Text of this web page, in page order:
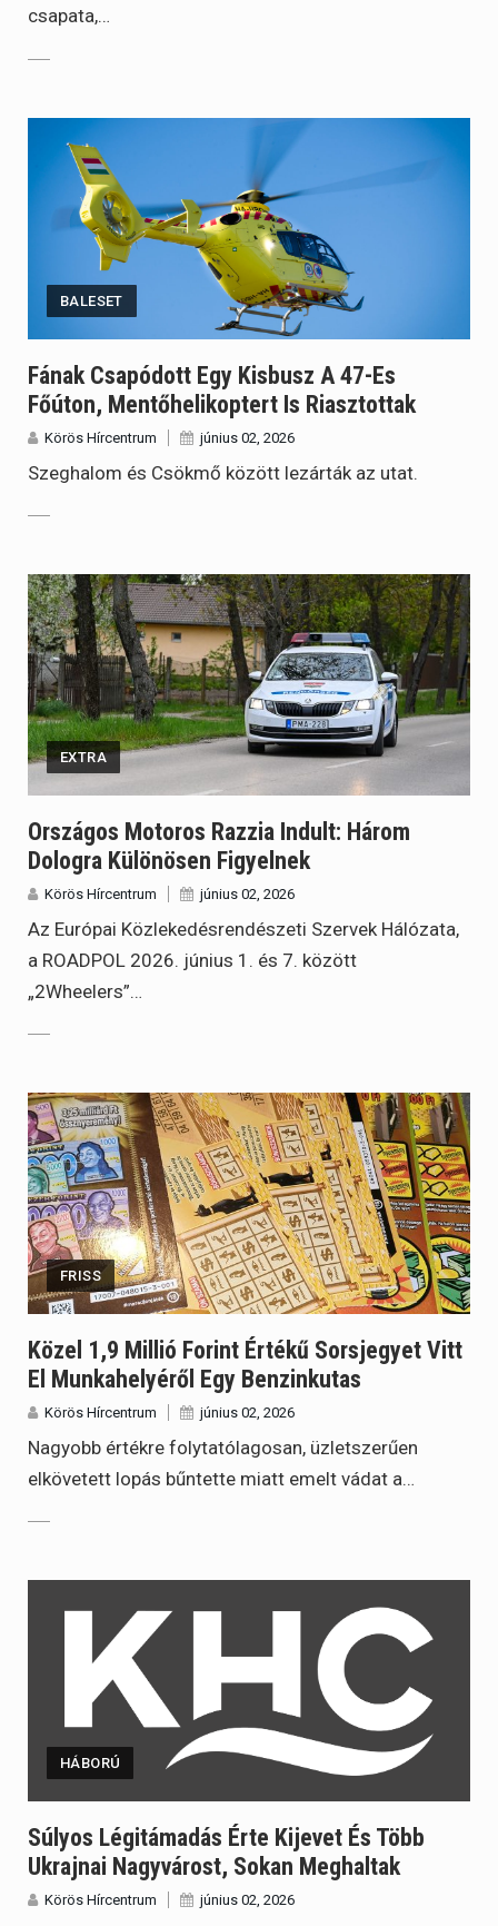
csapata,…
BALESET
Fának Csapódott Egy Kisbusz A 47-Es
Főúton, Mentőhelikoptert Is Riasztottak
Körös Hírcentrum június 02, 2026
Szeghalom és Csökmő között lezárták az utat.
EXTRA
Országos Motoros Razzia Indult: Három
Dologra Különösen Figyelnek
Körös Hírcentrum június 02, 2026
Az Európai Közlekedésrendészeti Szervek Hálózata,
a ROADPOL 2026. június 1. és 7. között
„2Wheelers”…
FRISS
Közel 1,9 Millió Forint Értékű Sorsjegyet Vitt
El Munkahelyéről Egy Benzinkutas
Körös Hírcentrum június 02, 2026
Nagyobb értékre folytatólagosan, üzletszerűen
elkövetett lopás bűntette miatt emelt vádat a…
HÁBORÚ
Súlyos Légitámadás Érte Kijevet És Több
Ukrajnai Nagyvárost, Sokan Meghaltak
Körös Hírcentrum június 02, 2026